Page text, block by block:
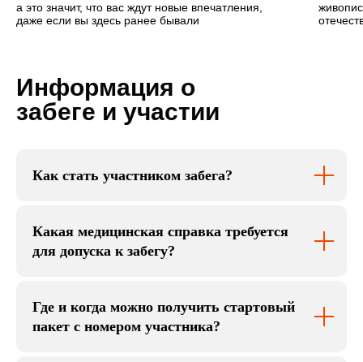
а это значит, что вас ждут новые впечатления,
даже если вы здесь ранее бывали
Информация о
забеге и участии
Как стать участником забега?
Какая медицинская справка требуется
для допуска к забегу?
Где и когда можно получить стартовый
пакет с номером участника?